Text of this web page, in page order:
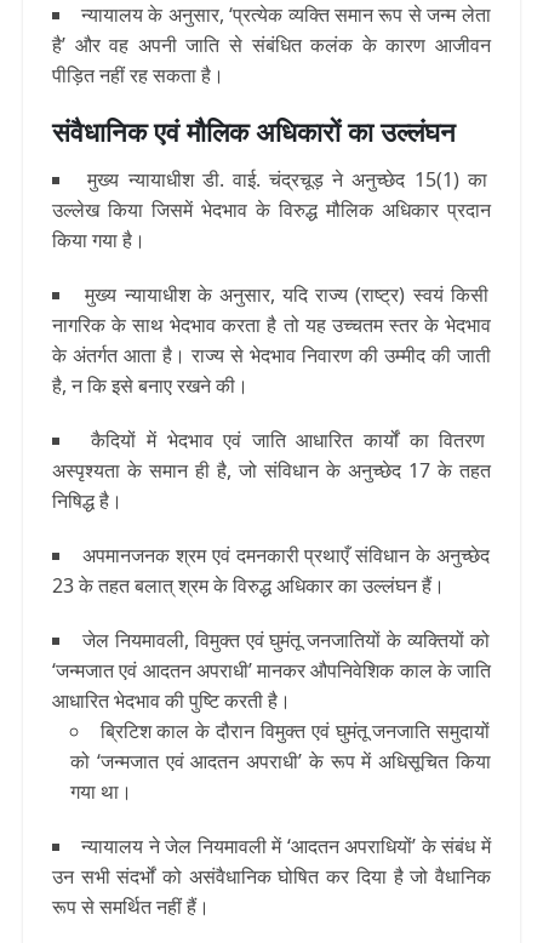
न्यायालय के अनुसार, ‘प्रत्येक व्यक्ति समान रूप से जन्म लेता
है’ और वह अपनी जाति से संबंधित कलंक के कारण आजीवन
पीड़ित नहीं रह सकता है।
संवैधानिक एवं मौलिक अधिकारों का उल्लंघन
मुख्य न्यायाधीश डी. वाई. चंद्रचूड़ ने अनुच्छेद 15(1) का
उल्लेख किया जिसमें भेदभाव के विरुद्ध मौलिक अधिकार प्रदान
किया गया है।
मुख्य न्यायाधीश के अनुसार, यदि राज्य (राष्ट्र) स्वयं किसी
नागरिक के साथ भेदभाव करता है तो यह उच्चतम स्तर के भेदभाव
के अंतर्गत आता है। राज्य से भेदभाव निवारण की उम्मीद की जाती
है, न कि इसे बनाए रखने की।
कैदियों में भेदभाव एवं जाति आधारित कार्यों का वितरण
अस्पृश्यता के समान ही है, जो संविधान के अनुच्छेद 17 के तहत
निषिद्ध है।
अपमानजनक श्रम एवं दमनकारी प्रथाएँ संविधान के अनुच्छेद
23 के तहत बलात् श्रम के विरुद्ध अधिकार का उल्लंघन हैं।
जेल नियमावली, विमुक्त एवं घुमंतू जनजातियों के व्यक्तियों को
‘जन्मजात एवं आदतन अपराधी’ मानकर औपनिवेशिक काल के जाति
आधारित भेदभाव की पुष्टि करती है।
ब्रिटिश काल के दौरान विमुक्त एवं घुमंतू जनजाति समुदायों
को ‘जन्मजात एवं आदतन अपराधी’ के रूप में अधिसूचित किया
गया था।
न्यायालय ने जेल नियमावली में ‘आदतन अपराधियों’ के संबंध में
उन सभी संदर्भों को असंवैधानिक घोषित कर दिया है जो वैधानिक
रूप से समर्थित नहीं हैं।